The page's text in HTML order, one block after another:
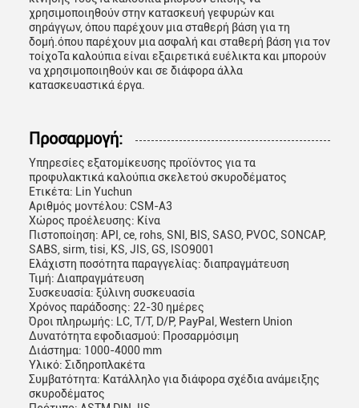
χρησιμοποιηθούν στην κατασκευή γεφυρών και
σηράγγων, όπου παρέχουν μια σταθερή βάση για τη
δομή.όπου παρέχουν μια ασφαλή και σταθερή βάση για τον
τοίχοΤα καλούπια είναι εξαιρετικά ευέλικτα και μπορούν
να χρησιμοποιηθούν και σε διάφορα άλλα
κατασκευαστικά έργα.
Προσαρμογή:
Υπηρεσίες εξατομίκευσης προϊόντος για τα
προφυλακτικά καλούπια σκελετού σκυροδέματος
Ετικέτα: Lin Yuchun
Αριθμός μοντέλου: CSM-A3
Χώρος προέλευσης: Κίνα
Πιστοποίηση: API, ce, rohs, SNI, BIS, SASO, PVOC, SONCAP,
SABS, sirm, tisi, KS, JIS, GS, ISO9001
Ελάχιστη ποσότητα παραγγελίας: διαπραγμάτευση
Τιμή: Διαπραγμάτευση
Συσκευασία: ξύλινη συσκευασία
Χρόνος παράδοσης: 22-30 ημέρες
Όροι πληρωμής: LC, T/T, D/P, PayPal, Western Union
Δυνατότητα εφοδιασμού: Προσαρμόσιμη
Διάστημα: 1000-4000 mm
Υλικό: Σιδηροπλακέτα
Συμβατότητα: Κατάλληλο για διάφορα σχέδια ανάμειξης
σκυροδέματος